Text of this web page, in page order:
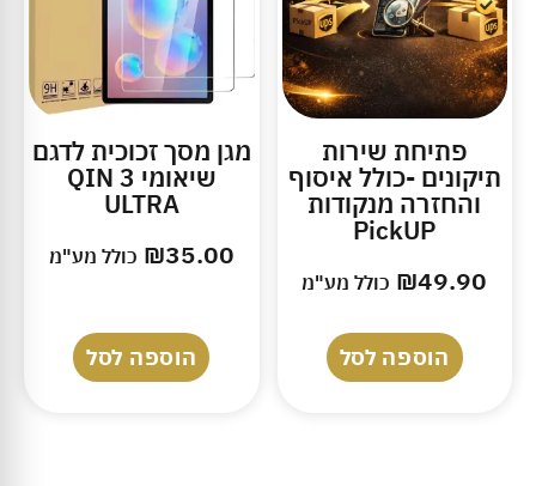
פתיחת שירות
תיקונים -כולל איסוף
והחזרה מנקודות
PickUP
₪49.90 כולל מע"מ
הוספה לסל
מגן מסך זכוכית לדגם
שיאומי QIN 3
ULTRA
₪35.00 כולל מע"מ
הוספה לסל